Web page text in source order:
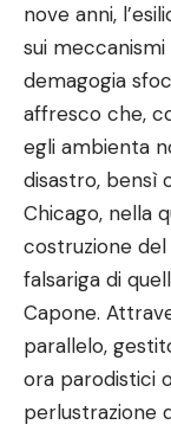
nove anni,
sui
demagogia
affresco che,
egli ambienta
disastro, bensì
Chicago, nella
costruzione
falsariga di
Capone.
parallelo,
ora parodistici
perlustrazione